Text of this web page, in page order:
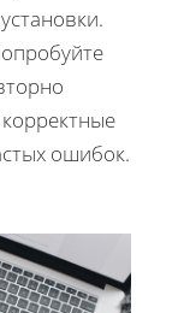
ошибок.